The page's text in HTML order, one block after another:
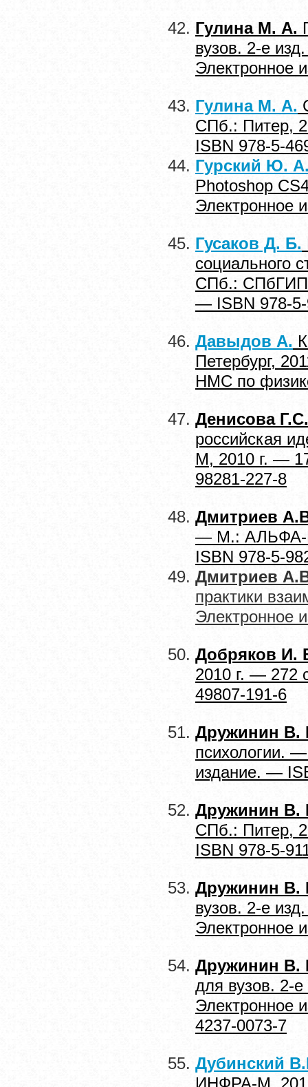
Гулина М. А.
вузов. 2-е
Электронное
Гулина М. А.
СПб.: Питер,
ISBN 978-5-
Гурский Ю.
Photoshop
Электронное
Гусаков Д. Б.
социального
СПб.:
— ISBN 978-5-
Давыдов А.
Петербург,
НМС по
Денисова
российская
М, 2010 г. —
98281-227-8
Дмитриев
— М.: АЛЬФА-
ISBN 978-5-
Дмитриев
практики
Электронное
Добряков И.
2010 г. — 272
49807-191-6
Дружинин В.
психологии.
издание. —
Дружинин
СПб.: Питер,
ISBN 978-5-
Дружинин В.
вузов. 2-е
Электронное
Дружинин В.
для вузов. 2-
Электронное
4237-0073-7
Дубинский